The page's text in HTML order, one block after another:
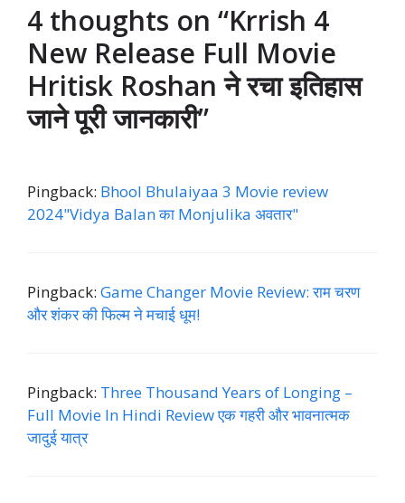
4 thoughts on “Krrish 4
New Release Full Movie
Hritisk Roshan ने रचा इतिहास
जाने पूरी जानकारी”
Pingback: Bhool Bhulaiyaa 3 Movie review
2024"Vidya Balan का Monjulika अवतार"
Pingback: Game Changer Movie Review: राम चरण
और शंकर की फिल्म ने मचाई धूम!
Pingback: Three Thousand Years of Longing –
Full Movie In Hindi Review एक गहरी और भावनात्मक
जादुई यात्र